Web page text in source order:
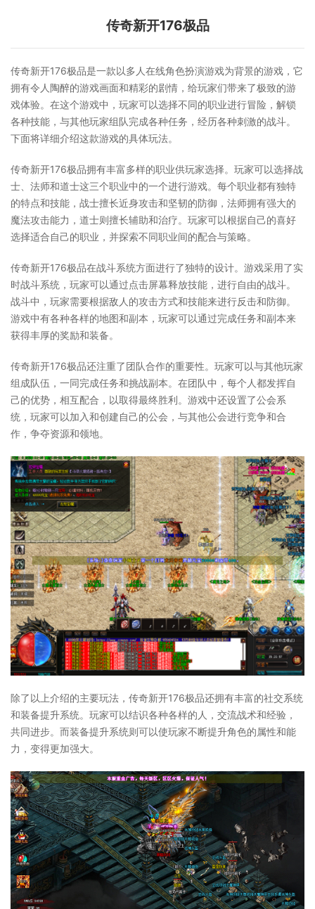
传奇新开176极品
传奇新开176极品是一款以多人在线角色扮演游戏为背景的游戏，它
拥有令人陶醉的游戏画面和精彩的剧情，给玩家们带来了极致的游
戏体验。在这个游戏中，玩家可以选择不同的职业进行冒险，解锁
各种技能，与其他玩家组队完成各种任务，经历各种刺激的战斗。
下面将详细介绍这款游戏的具体玩法。
传奇新开176极品拥有丰富多样的职业供玩家选择。玩家可以选择战
士、法师和道士这三个职业中的一个进行游戏。每个职业都有独特
的特点和技能，战士擅长近身攻击和坚韧的防御，法师拥有强大的
魔法攻击能力，道士则擅长辅助和治疗。玩家可以根据自己的喜好
选择适合自己的职业，并探索不同职业间的配合与策略。
传奇新开176极品在战斗系统方面进行了独特的设计。游戏采用了实
时战斗系统，玩家可以通过点击屏幕释放技能，进行自由的战斗。
战斗中，玩家需要根据敌人的攻击方式和技能来进行反击和防御。
游戏中有各种各样的地图和副本，玩家可以通过完成任务和副本来
获得丰厚的奖励和装备。
传奇新开176极品还注重了团队合作的重要性。玩家可以与其他玩家
组成队伍，一同完成任务和挑战副本。在团队中，每个人都发挥自
己的优势，相互配合，以取得最终胜利。游戏中还设置了公会系
统，玩家可以加入和创建自己的公会，与其他公会进行竞争和合
作，争夺资源和领地。
除了以上介绍的主要玩法，传奇新开176极品还拥有丰富的社交系统
和装备提升系统。玩家可以结识各种各样的人，交流战术和经验，
共同进步。而装备提升系统则可以使玩家不断提升角色的属性和能
力，变得更加强大。